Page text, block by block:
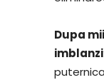
Dupa